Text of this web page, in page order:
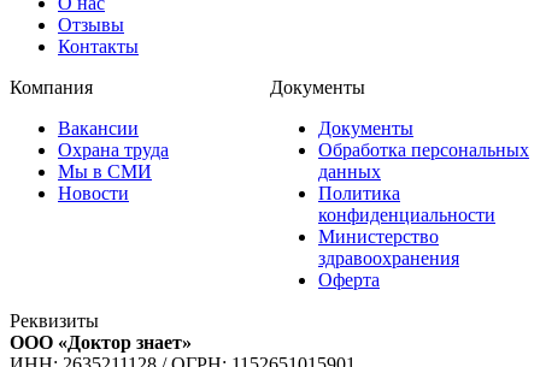
Отзывы
Контакты
Компания
Вакансии
Охрана труда
Мы в СМИ
Новости
Документы
Документы
Обработка персональных
данных
Политика
конфиденциальности
Министерство
здравоохранения
Оферта
Реквизиты
ООО «Доктор знает»